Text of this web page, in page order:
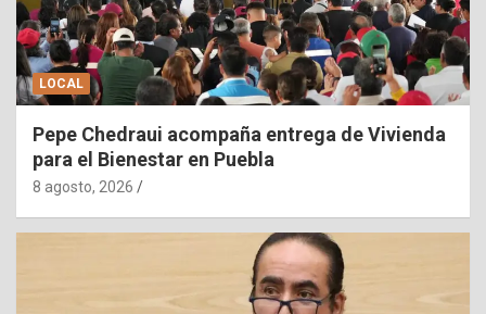
LOCAL
Pepe Chedraui acompaña entrega de Vivienda
para el Bienestar en Puebla
8 agosto, 2026